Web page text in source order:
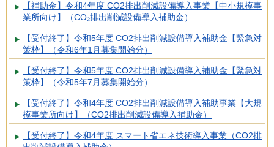
【補助金】令和4年度 CO2排出削減設備導入事業【中小規模事
業所向け】（CO₂排出削減設備導入補助金）
【受付終了】令和5年度 CO2排出削減設備導入補助金【緊急対
策枠】（令和6年1月募集開始分）
【受付終了】令和5年度 CO2排出削減設備導入補助金【緊急対
策枠】（令和5年7月募集開始分）
【受付終了】令和4年度 CO2排出削減設備導入補助事業【大規
模事業所向け】（CO2排出削減設備導入補助金）
【受付終了】令和4年度 スマート省エネ技術導入事業（CO2排